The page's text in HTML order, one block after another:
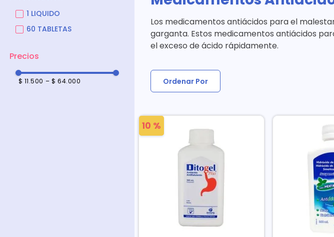
1 LIQUIDO
60 TABLETAS
$ 11.500 – $ 64.000
Los medicamentos antiácidos para el
garganta. Estos medicamentos antiácidos
el exceso de ácido rápidamente.
Ordenar Por
10 %